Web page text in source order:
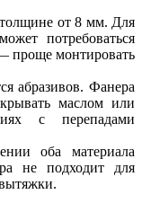
от 8 мм. Для
потребоваться
проще монтировать
абразивов. Фанера
маслом или
с перепадами
оба материала
не подходит для